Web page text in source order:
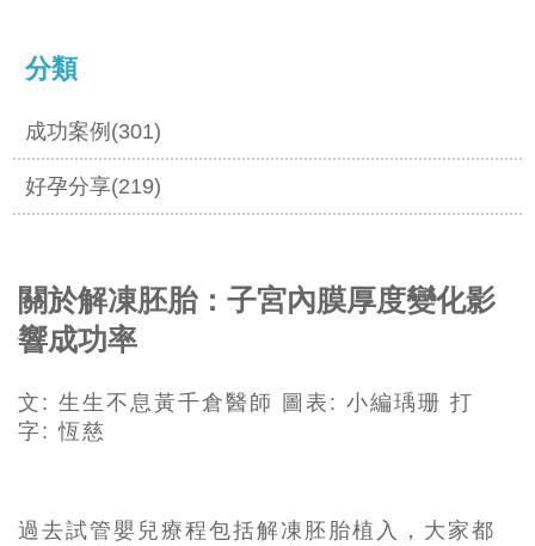
分類
成功案例(301)
好孕分享(219)
關於解凍胚胎：子宮內膜厚度變化影
響成功率
文 :生生不息黃千倉醫師 圖表 :小編瑀珊 打
字:恆慈
過去試管嬰兒療程包括解凍胚胎植入，大家都